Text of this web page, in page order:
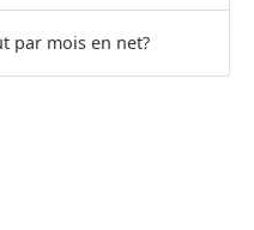
par mois en net?